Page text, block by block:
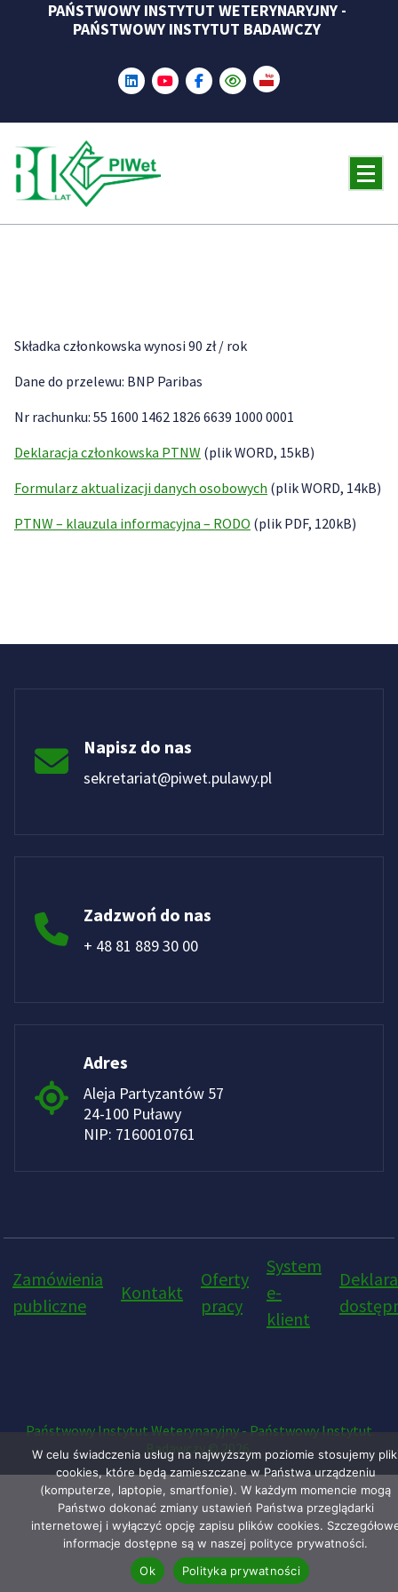
PAŃSTWOWY INSTYTUT WETERYNARYJNY -
PAŃSTWOWY INSTYTUT BADAWCZY
Składka członkowska wynosi 90 zł / rok
Dane do przelewu: BNP Paribas
Nr rachunku: 55 1600 1462 1826 6639 1000 0001
Deklaracja członkowska PTNW (plik WORD, 15kB)
Formularz aktualizacji danych osobowych (plik WORD, 14kB)
PTNW – klauzula informacyjna – RODO (plik PDF, 120kB)
Napisz do nas
sekretariat@piwet.pulawy.pl
Zadzwoń do nas
+ 48 81 889 30 00
Adres
Aleja Partyzantów 57
24-100 Puławy
NIP: 7160010761
Zamówienia
publiczne
Kontakt
Oferty
pracy
System
e-
klient
Państwowy Instytut Weterynaryjny - Państwowy Instytut
Badawczy © 2026.
W celu świadczenia usług na najwyższym poziomie stosujemy
cookies, które będą zamieszczane w Państwa urządzeniu
(komputerze, laptopie, smartfonie). W każdym momencie mogą
Państwo dokonać zmiany ustawień Państwa przeglądarki
internetowej i wyłączyć opcję zapisu plików cookies.
informacje dostępne są w naszej polityce prywatności.
Ok
Polityka prywatności